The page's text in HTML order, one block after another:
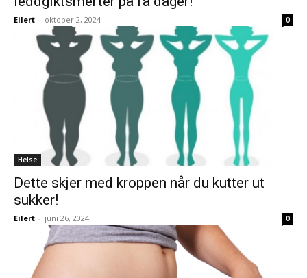
Eilert - oktober 2, 2024 0
Helse
Dette skjer med kroppen når du kutter ut
sukker!
Eilert - juni 26, 2024 0